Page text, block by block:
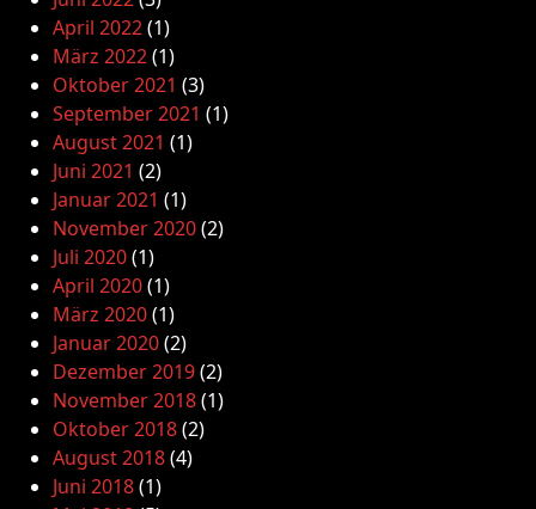
April 2022(1)
März 2022(1)
Oktober 2021 (3)
September 2021 (1)
August 2021 (1)
Juni 2021 (2)
Januar 2021 (1)
November 2020(2)
Juli 2020(1)
April 2020(1)
März 2020(1)
Januar 2020(2)
Dezember 2019(2)
November 2018(1)
Oktober 2018(2)
August 2018(4)
Juni 2018(1)